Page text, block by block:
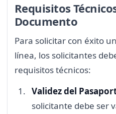
Requisitos
Documento
Para solicitar con éxito
línea, los solicitantes
requisitos técnicos:
Validez del
solicitante debe ser